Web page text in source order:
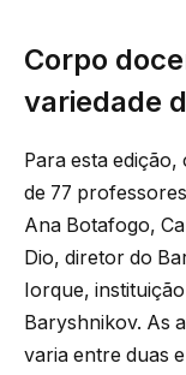
Corpo
variedade
Para esta
de 77
Ana Botafogo,
Dio, diretor do
Iorque,
Baryshnikov. As
varia entre duas